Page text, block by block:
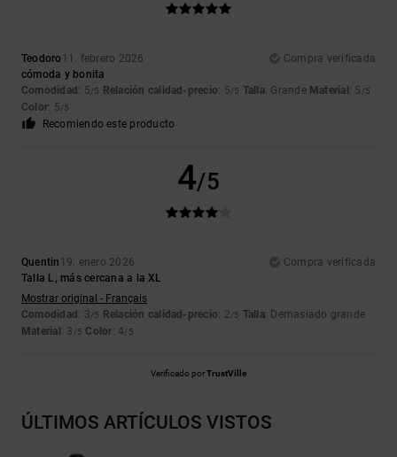
Teodoro11. febrero 2026
Compra verificada
cómoda y bonita
Comodidad : 5/5 Relación calidad-precio: 5/5 Talla: Grande Material : 5 /5
Color: 5/5
Recomiendo este producto
4/5
Quentin 19. enero 2026
Compra verificada
Talla L, más cercana a la XL
Mostrar original - Français
Comodidad : 3/5 Relación calidad-precio: 2/5 Talla: Demasiado grande
Material : 3 /5 Color: 4/5
Verificado porTrustVille
ÚLTIMOS ARTÍCULOS VISTOS